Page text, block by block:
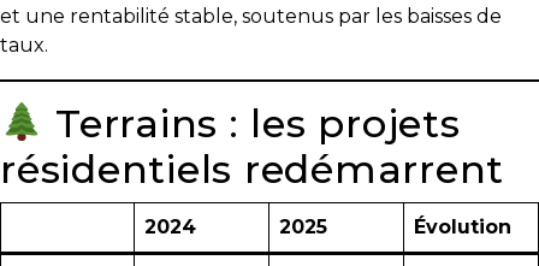
et une rentabilité stable, soutenus par les baisses de
taux.
Terrains : les projets
résidentiels redémarrent
2024 2025 Évolution